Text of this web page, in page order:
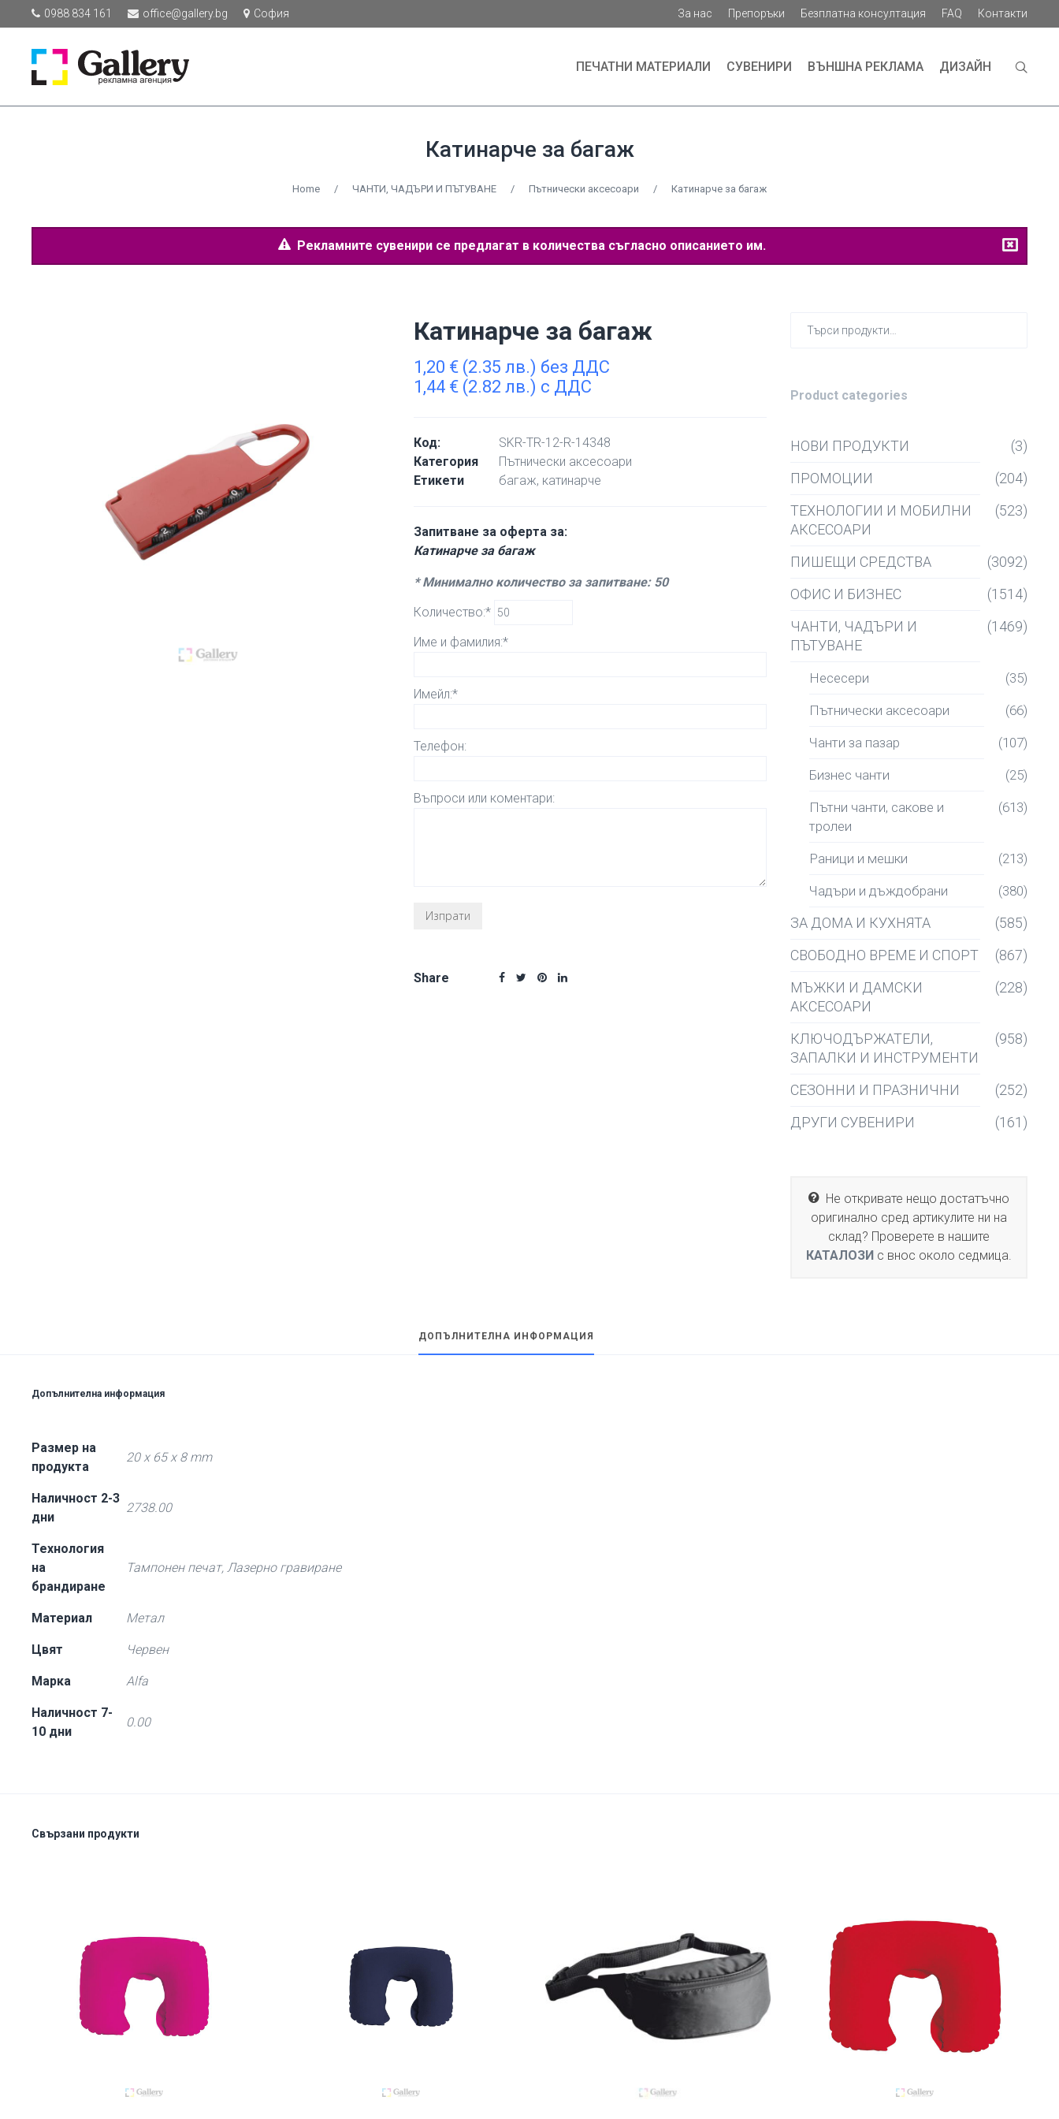
0988 834 161 office@gallery.bg София За нас Препоръки Безплатна консултация FAQ Контакти
ПЕЧАТНИ МАТЕРИАЛИ СУВЕНИРИ ВЪНШНА РЕКЛАМА ДИЗАЙН
Катинарче за багаж
Home / ЧАНТИ, ЧАДЪРИ И ПЪТУВАНЕ / Пътнически аксесоари / Катинарче за багаж
Рекламните сувенири се предлагат в количества съгласно описанието им.
Катинарче за багаж
1,20 € (2.35 лв.) без ДДС
1,44 € (2.82 лв.) с ДДС
Код:
SKR-TR-12-R-14348
Категория
Пътнически аксесоари
Етикети
багаж, катинарче
Запитване за оферта за:
Катинарче за багаж
* Минимално количество за запитване: 50
Количество:*
Име и фамилия:*
Имейл:*
Телефон:
Въпроси или коментари:
Share
Product categories
НОВИ ПРОДУКТИ
(3)
ПРОМОЦИИ
(204)
ТЕХНОЛОГИИ И МОБИЛНИ
АКСЕСОАРИ
(523)
ПИШЕЩИ СРЕДСТВА
(3092)
ОФИС И БИЗНЕС
(1514)
ЧАНТИ, ЧАДЪРИ И
ПЪТУВАНЕ
(1469)
Несесери (35)
Пътнически аксесоари (66)
Чанти за пазар (107)
Бизнес чанти (25)
Пътни чанти, сакове и
тролеи
(613)
Раници и мешки (213)
Чадъри и дъждобрани (380)
ЗА ДОМА И КУХНЯТА
(585)
СВОБОДНО ВРЕМЕ И СПОРТ
(867)
МЪЖКИ И ДАМСКИ
АКСЕСОАРИ
(228)
КЛЮЧОДЪРЖАТЕЛИ,
ЗАПАЛКИ И ИНСТРУМЕНТИ
(958)
СЕЗОННИ И ПРАЗНИЧНИ
(252)
ДРУГИ СУВЕНИРИ
(161)
Не откривате нещо достатъчно
оригинално сред артикулите ни на
склад? Проверете в нашите
КАТАЛОЗИ с внос около седмица.
ДОПЪЛНИТЕЛНА ИНФОРМАЦИЯ
Допълнителна информация
Размер на
продукта
20 x 65 x 8 mm
Наличност 2-3
дни
2738.00
Технология
на
брандиране
Тампонен печат, Лазерно гравиране
Материал Метал
Цвят Червен
Марка Alfa
Наличност 7-
10 дни
0.00
Свързани продукти